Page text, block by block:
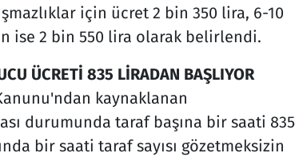
için ücret 2 bin 350 lira, 6-10
ise 2 bin 550 lira olarak belirlendi.
ÜCRETİ 835 LİRADAN BAŞLIYOR
kaynaklanan
durumunda taraf başına bir saati 835
bir saati taraf sayısı gözetmeksizin